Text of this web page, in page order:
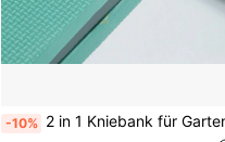
-10% 2 in 1 Kniebank für Gartenarbeit, Gartenhocker mit Eva-Schaumkissen Gepolstert, Klappbar Gartenbank Arbeitshocker mit Werkzeugtasche, Erntebank Klapphocker Kniestuhl,